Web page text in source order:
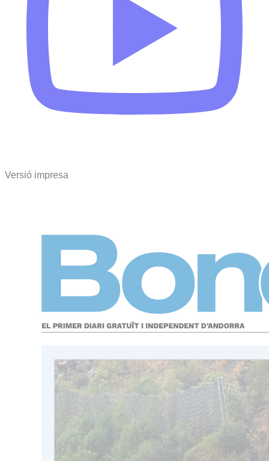
Versió impresa